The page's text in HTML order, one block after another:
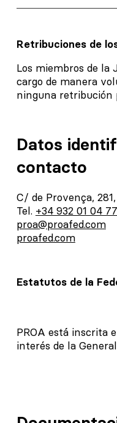
Retribuciones de
Los miembros de la
cargo de manera
ninguna retribución
Datos
contacto
C/ de Provença,
Tel. +34 932 01 04 77
proa@proafed.com
proafed.com
Estatutos de la
PROA está inscrita
interés de la